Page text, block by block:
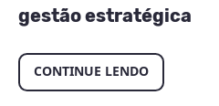
gestão estratégica
CONTINUE LENDO